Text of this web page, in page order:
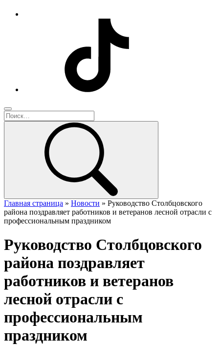
Главная страница » Новости » Руководство Столбцовского
района поздравляет работников и ветеранов лесной отрасли с
профессиональным праздником
Руководство Столбцовского
района поздравляет
работников и ветеранов
лесной отрасли с
профессиональным
праздником